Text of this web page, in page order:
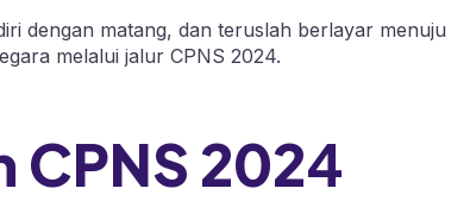
dengan matang, dan teruslah berlayar menuju
melalui jalur CPNS 2024.
2024